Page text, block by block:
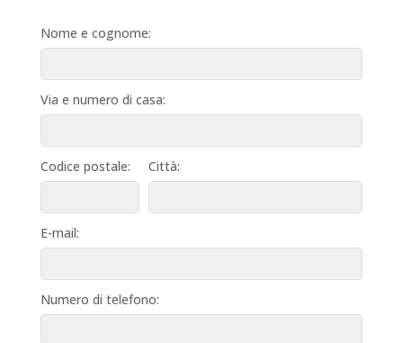
Nome e cognome:
Via e numero di casa:
Codice postale: Città:
E-mail:
Numero di telefono: